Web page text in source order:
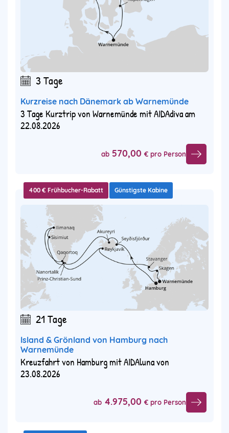
3 Tage
Kurzreise nach Dänemark ab Warnemünde
3 Tage Kurztrip von Warnemünde mit AIDAdiva am
22.08.2026
ab 570,00 € pro Person
400 € Frühbucher-Rabatt Günstigste Kabine
21 Tage
Island & Grönland von Hamburg nach
Warnemünde
Kreuzfahrt von Hamburg mit AIDAluna von
23.08.2026
ab 4.975,00 € pro Person